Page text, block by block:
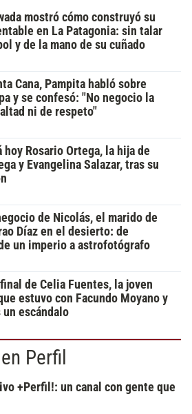
mostró cómo construyó su
en La Patagonia: sin talar
y de la mano de su cuñado
Cana, Pampita habló sobre
y se confesó: "No negocio la
ni de respeto"
hoy Rosario Ortega, la hija de
y Evangelina Salazar, tras su
de Nicolás, el marido de
Díaz en el desierto: de
un imperio a astrofotógrafo
de Celia Fuentes, la joven
estuvo con Facundo Moyano y
escándalo
Perfil
+Perfil!: un canal con gente que